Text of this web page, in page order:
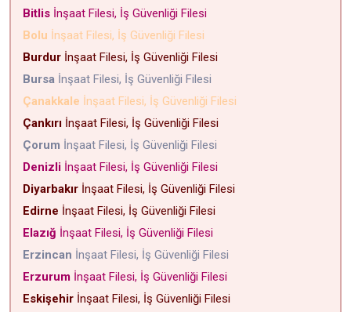
Bitlis İnşaat Filesi, İş Güvenliği Filesi
Bolu İnşaat Filesi, İş Güvenliği Filesi
Burdur İnşaat Filesi, İş Güvenliği Filesi
Bursa İnşaat Filesi, İş Güvenliği Filesi
Çanakkale İnşaat Filesi, İş Güvenliği Filesi
Çankırı İnşaat Filesi, İş Güvenliği Filesi
Çorum İnşaat Filesi, İş Güvenliği Filesi
Denizli İnşaat Filesi, İş Güvenliği Filesi
Diyarbakır İnşaat Filesi, İş Güvenliği Filesi
Edirne İnşaat Filesi, İş Güvenliği Filesi
Elazığ İnşaat Filesi, İş Güvenliği Filesi
Erzincan İnşaat Filesi, İş Güvenliği Filesi
Erzurum İnşaat Filesi, İş Güvenliği Filesi
Eskişehir İnşaat Filesi, İş Güvenliği Filesi